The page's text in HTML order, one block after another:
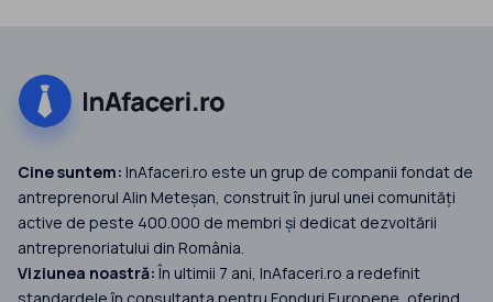
Cine suntem: InAfaceri.ro este un grup de companii fondat de
antreprenorul Alin Meteșan, construit în jurul unei comunități
active de peste 400.000 de membri și dedicat dezvoltării
antreprenoriatului din România.
Viziunea noastră:În ultimii 7 ani, InAfaceri.ro a redefinit